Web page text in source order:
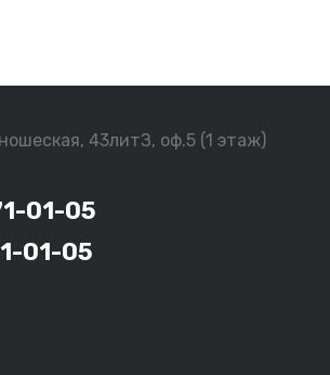
43литЗ, оф.5 (1 этаж)
01-05
01-05